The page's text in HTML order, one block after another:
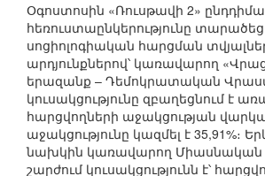
Օգոստոսին «Ռուսթավի 2»
հեռուստաընկերությունը
սոցիոլոգիական հարցման
արդյունքներով՝ կառավարող
երազանք – Դեմոկրատական
կուսակցությունը զբաղեցնում է
հարցվողների աջակցության
աջակցությունը կազմել է 35,91%։
նախկին կառավարող Միասնական
շարժում կուսակցությունն է՝